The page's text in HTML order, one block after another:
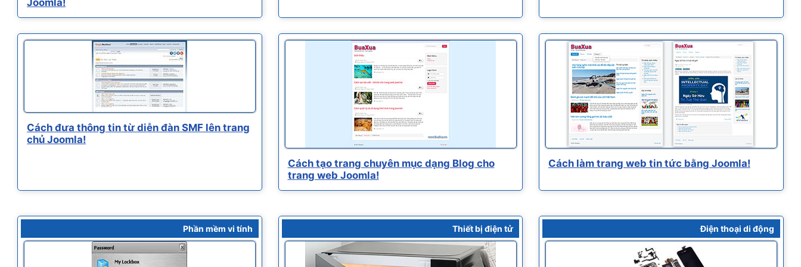
Joomla!
Cách đưa thông tin từ diễn đàn SMF lên trang
chủ Joomla!
Cách tạo trang chuyên mục dạng Blog cho
trang web Joomla!
Cách làm trang web tin tức bằng Joomla!
Phần mềm vi tính Thiết bị điện tử Điện thoại di động